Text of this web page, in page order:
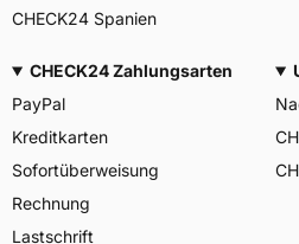
CHECK24 Spanien
CHECK24 Zahlungsarten
PayPal
Kreditkarten
Sofortüberweisung
Rechnung
Lastschrift